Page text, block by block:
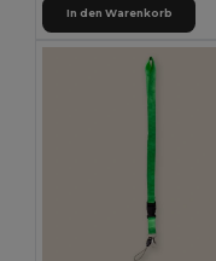
In den Warenkorb